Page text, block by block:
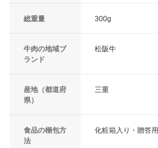
総重量 300g
牛肉の地域ブ
ランド
松阪牛
産地（都道府
県）
三重
食品の梱包方
法
化粧箱入り・贈答用